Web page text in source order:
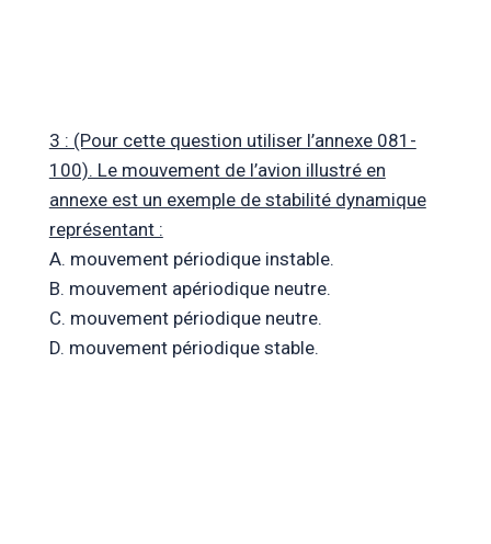
3 : (Pour cette question utiliser l’annexe 081-
100). Le mouvement de l’avion illustré en
annexe est un exemple de stabilité dynamique
représentant :
A. mouvement périodique instable.
B. mouvement apériodique neutre.
C. mouvement périodique neutre.
D. mouvement périodique stable.